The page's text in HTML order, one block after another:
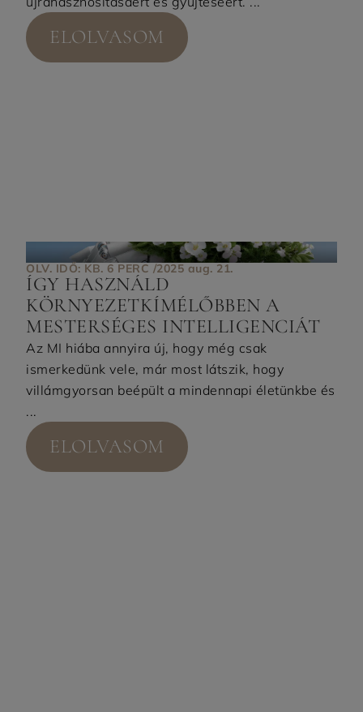
ELOLVASOM
OLV. IDŐ: KB. 6 PERC /2025 aug. 21.
ÍGY HASZNÁLD
KÖRNYEZETKÍMÉLŐBBEN A
MESTERSÉGES INTELLIGENCIÁT
Az MI hiába annyira új, hogy még csak
ismerkedünk vele, már most látszik, hogy
villámgyorsan beépült a mindennapi életünkbe és
...
ELOLVASOM